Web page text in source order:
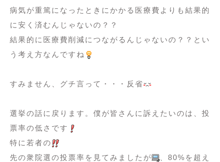
病気が重篤になったときにかかる医療費よりも結果的
に安く済むんじゃないの？？
結果的に医療費削減につながるんじゃないの？？とい
う考え方なんですね
すみません、グチ言って・・・反省
選挙の話に戻ります。僕が皆さんに訴えたいのは、投
票率の低さです
特に若者の
先の衆院選の投票率を見てみましたが
、80%を超え